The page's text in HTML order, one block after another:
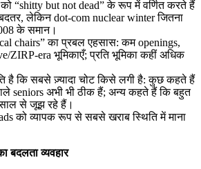
“shitty but not dead” के रूप में वर्णित करते हैं
लेकिन dot-com nuclear winter जितना
के समान।
chairs” का प्रबल एहसास: कम openings,
ZIRP-era भूमिकाएँ; प्रति भूमिका कहीं अधिक
है कि सबसे ज़्यादा चोट किसे लगी है: कुछ कहते हैं
seniors अभी भी ठीक हैं; अन्य कहते हैं कि बहुत
साल से जूझ रहे हैं।
को व्यापक रूप से सबसे खराब स्थिति में माना
बदलता व्यवहार